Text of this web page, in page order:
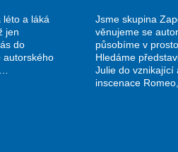
léto a láká
jen
do
autorského
Jsme skupina
věnujeme se
působíme v
Hledáme
Julie do vznikající
inscenace